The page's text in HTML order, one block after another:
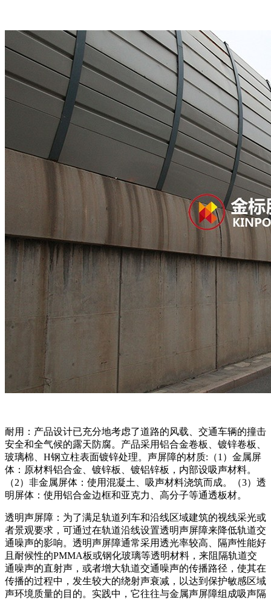
耐用：产品设计已充分地考虑了道路的风载、交通车辆的撞击
安全和全气候的露天防腐。产品采用铝合金卷板、镀锌卷板、
玻璃棉、H钢立柱表面镀锌处理。声屏障的材质:（1）金属屏
体：原材料铝合金、镀锌板、镀铝锌板，内部设吸声材料。
（2）非金属屏体：使用混凝土、吸声材料浇筑而成。（3）透
明屏体：使用铝合金边框和亚克力、高分子等通透板材。
透明声屏障：为了满足轨道列车和沿线区域建筑的视线采光或
者景观要求，可通过在轨道沿线设置透明声屏障来降低轨道交
通噪声的影响。透明声屏障通常采用透光率较高、隔声性能好
且耐候性的PMMA板或钢化玻璃等透明材料，来阻隔轨道交
通噪声的直射声，或者增大轨道交通噪声的传播路径，使其在
传播的过程中，发生较大的绕射声衰减，以达到保护敏感区域
声环境质量的目的。实践中，它往往与金属声屏障组成吸声隔